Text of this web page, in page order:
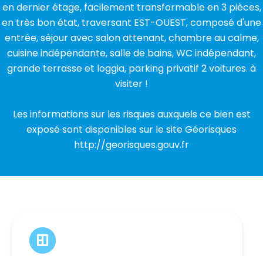
en dernier étage, facilement transformable en 3 pièces,
en très bon état, traversant EST-OUEST, composé d'une
entrée, séjour avec salon attenant, chambre au calme,
cuisine indépendante, salle de bains, WC indépendant,
grande terrasse et loggia, parking privatif 2 voitures. à
visiter !
Les informations sur les risques auxquels ce bien est
exposé sont disponibles sur le site Géorisques
http://georisques.gouv.fr